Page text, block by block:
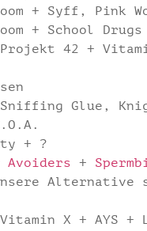
+ Syff, Pink
+ School Drugs
Projekt 42 +
Glue,
+ ?
Avoiders +
Alternative
X + AYS +